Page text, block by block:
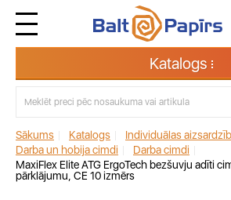
Katalogs
Sākums Katalogs Individuālas
Darba un hobija cimdi
Darba cimdi
MaxiFlex Elite ATG ErgoTech bezšuvju adīti
pārklājumu, CE 10 izmērs